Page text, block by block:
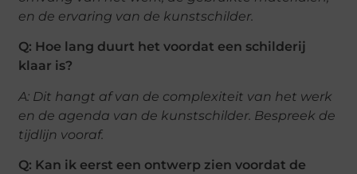
en de ervaring van de kunstschilder.
Q: Hoe lang duurt het voordat een schilderij
klaar is?
A: Dit hangt af van de complexiteit van het werk
en de agenda van de kunstschilder. Bespreek de
tijdlijn vooraf.
Q: Kan ik eerst een ontwerp zien voordat de